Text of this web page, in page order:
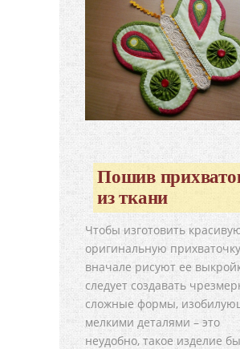
Пошив
из ткани
Чтобы изготовить
оригинальную
вначале рисуют ее
следует создавать
сложные формы,
мелкими деталями – это
неудобно, такое изделие